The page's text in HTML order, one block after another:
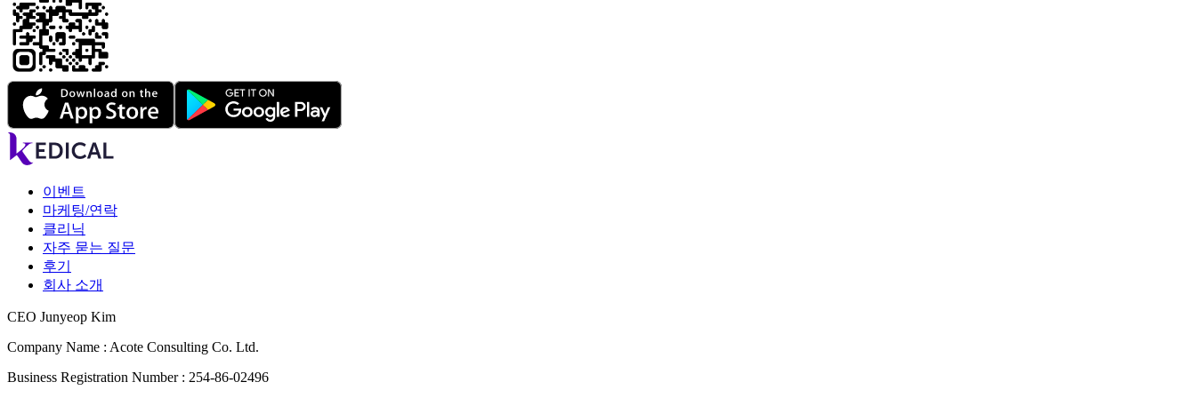
이벤트
마케팅/연락
클리닉
자주 묻는 질문
후기
회사 소개
CEO Junyeop Kim
Company Name : Acote Consulting Co. Ltd.
Business Registration Number : 254-86-02496